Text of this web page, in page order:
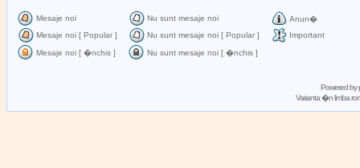
Mesaje noi Nu sunt mesaje noi
Anun�
Mesaje noi [ Popular ]
Nu sunt mesaje noi [ Popular ]
Important
Mesaje noi [ �nchis ]
Nu sunt mesaje noi [ �nchis ]
Powered by
Varianta �n limba